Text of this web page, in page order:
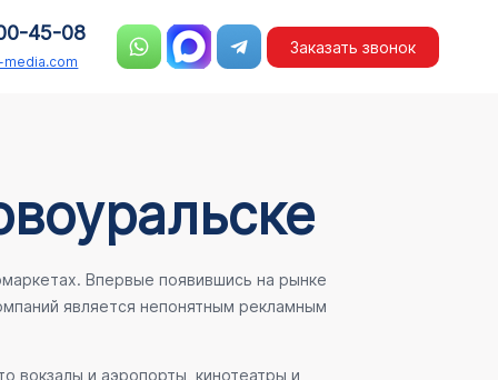
45-08
Заказать звонок
Впервые появившись на рынке
является непонятным рекламным
вокзалы и аэропорты, кинотеатры и